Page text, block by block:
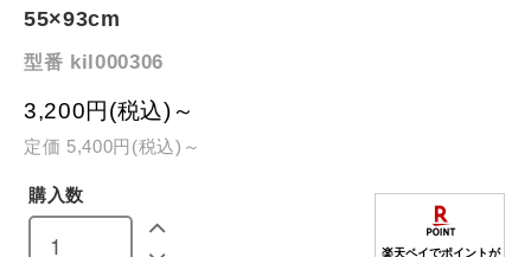
55×93cm
型番 kil000306
3,200円(税込)～
定価 5,400円(税込)～
購入数